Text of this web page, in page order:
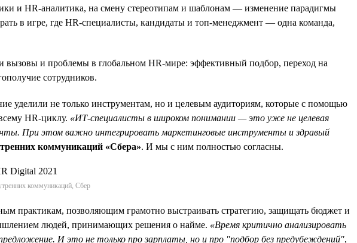
и HR-аналитика, на смену стереотипам и шаблонам — изменение парадигмы
в игре, где HR-специалисты, кандидаты и топ-менеджмент — одна команда,
вызовы и проблемы в глобальном HR-мире: эффективный подбор, переход на
сотрудников.
уделили не только инструментам, но и целевым аудиториям, которые с помощью
HR-циклу. «ИТ-специалисты в широком понимании — это уже не целевая
При этом важно интегрировать маркетинговые инструменты и здравый
коммуникаций «Сбера». И мы с ним полностью согласны.
коммуникаций, Сбер
практикам, позволяющим грамотно выстраивать стратегию, защищать бюджет и
людей, принимающих решения о найме. «Время критично анализировать
И это не только про зарплаты, но и про "подбор без предубеждений",